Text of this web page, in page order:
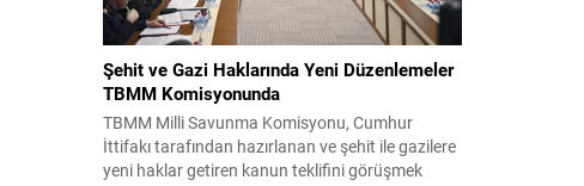
Şehit ve Gazi Haklarında Yeni Düzenlemeler
TBMM Komisyonunda
TBMM Milli Savunma Komisyonu, Cumhur
İttifakı tarafından hazırlanan ve şehit ile gazilere
yeni haklar getiren kanun teklifini görüşmek